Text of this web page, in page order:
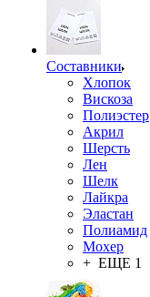
Составники
Хлопок
Вискоза
Полиэстер
Акрил
Шерсть
Лен
Шелк
Лайкра
Эластан
Полиамид
Мохер
+ ЕЩЕ 1